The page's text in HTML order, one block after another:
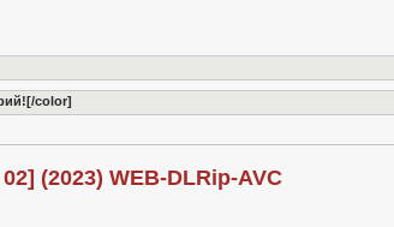
color]
(2023) WEB-DLRip-AVC